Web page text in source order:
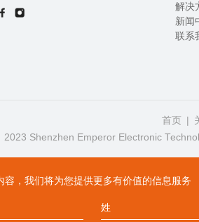
解决
新闻
联系
首页
2023 Shenzhen Emperor Electronic
容，我们将为您提供更多有价值的信息服务